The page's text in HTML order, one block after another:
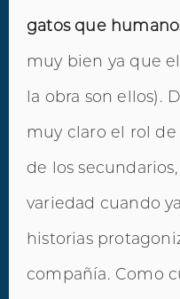
gatos que
muy bien ya que
la obra son ellos).
muy claro el rol de
de los
variedad cuando
historias
compañía. Como